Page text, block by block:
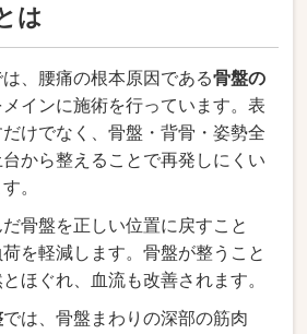
は
、腰痛の根本原因である骨盤の
メインに施術を行っています。表
けでなく、骨盤・背骨・姿勢全
から整えることで再発しにくい
。
骨盤を正しい位置に戻すこと
を軽減します。骨盤が整うこと
ほぐれ、血流も改善されます。
では、骨盤まわりの深部の筋肉